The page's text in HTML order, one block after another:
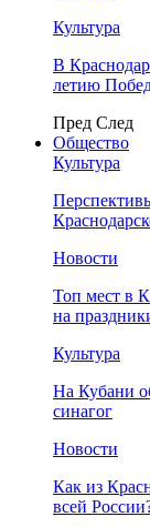
Культура
В
летию
Пред След
Общество
Культура
Новости
Топ мест в
на
Культура
На Кубани
синагог
Новости
Как из
всей